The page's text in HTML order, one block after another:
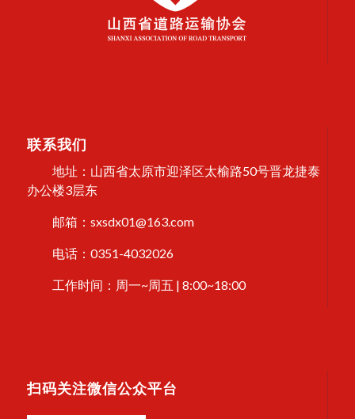
联系我们
地址：山西省太原市迎泽区太榆路50号晋龙捷泰
办公楼3层东
邮箱：sxsdx01@163.com
电话：0351-4032026
工作时间：周一~周五 | 8:00~18:00
扫码关注微信公众平台